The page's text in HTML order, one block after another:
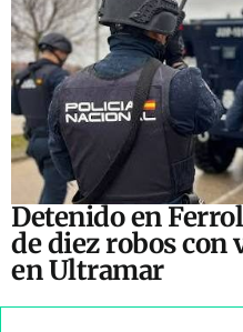
Detenido en
de diez robos con
en Ultramar